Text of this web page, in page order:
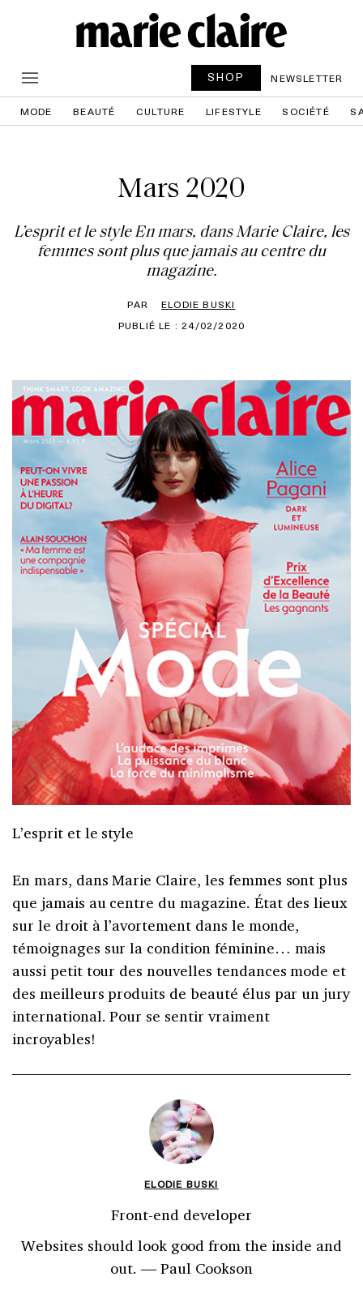
SHOP NEWSLETTER
MODE BEAUTÉ CULTURE LIFESTYLE SOCIÉTÉ
Mars 2020
L’esprit et le style En mars, dans Marie Claire, les
femmes sont plus que jamais au centre du
magazine.
PAR
ELODIE BUSKI
PUBLIÉ LE : 24/02/2020
L’esprit et le style
En mars, dans Marie Claire, les femmes sont plus
que jamais au centre du magazine. État des lieux
sur le droit à l’avortement dans le monde,
témoignages sur la condition féminine… mais
aussi petit tour des nouvelles tendances mode et
des meilleurs produits de beauté élus par un jury
international. Pour se sentir vraiment
incroyables!
ELODIE BUSKI
Front-end developer
Websites should look good from the inside and
out. ― Paul Cookson